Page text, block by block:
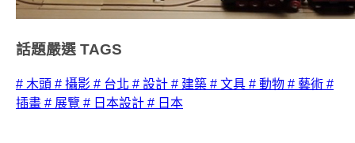
話題嚴選 TAGS
# 木頭 # 攝影 # 台北 # 設計 # 建築 # 文具 # 動物 # 藝術 #
插畫 # 展覽 # 日本設計 # 日本